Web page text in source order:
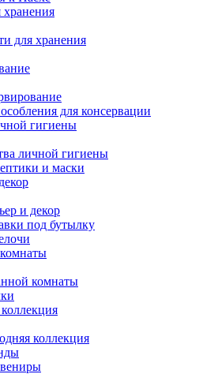
хранения
для хранения
для консервации
гигиены
личной гигиены
и маски
и декор
под бутылку
комнаты
коллекция